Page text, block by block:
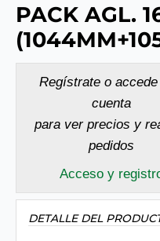
PACK AGL.
Regístrate o
cuenta
para ver precios y
pedidos
Acceso y
DETALLE DEL